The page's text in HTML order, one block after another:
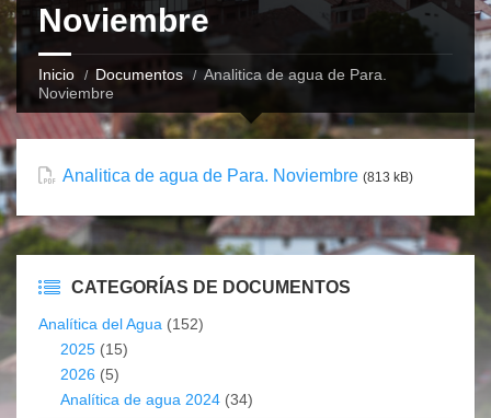
Noviembre
Inicio Documentos
Analitica de agua de Para.
Noviembre
Analitica de agua de Para. Noviembre (813 kB)
CATEGORÍAS DE DOCUMENTOS
Analítica del Agua (152)
2025 (15)
2026 (5)
Analítica de agua 2024 (34)